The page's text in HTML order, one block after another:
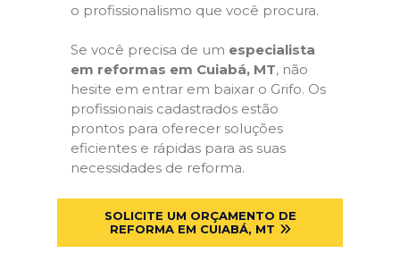
o profissionalismo que você procura.
Se você precisa de um especialista
em reformas em Cuiabá, MT, não
hesite em entrar em baixar o Grifo. Os
profissionais cadastrados estão
prontos para oferecer soluções
eficientes e rápidas para as suas
necessidades de reforma.
SOLICITE UM ORÇAMENTO DE
REFORMA EM CUIABÁ, MT